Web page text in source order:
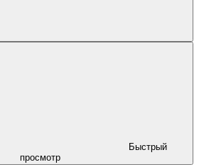
Быстрый
просмотр